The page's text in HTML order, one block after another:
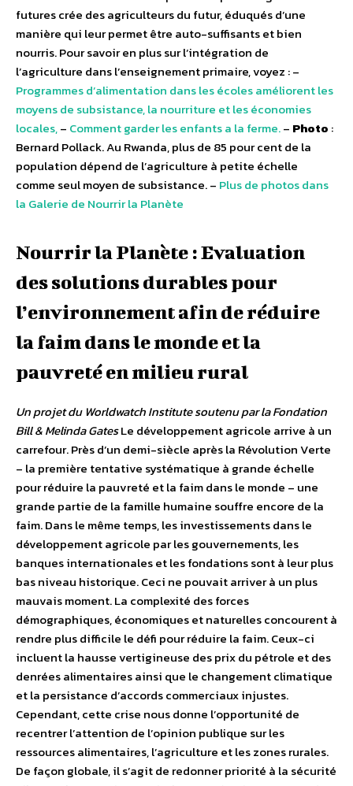
futures crée des agriculteurs du futur, éduqués d’une
manière qui leur permet être auto-suffisants et bien
nourris. Pour savoir en plus sur l’intégration de
l’agriculture dans l’enseignement primaire, voyez : –
Programmes d’alimentation dans les écoles améliorent les
moyens de subsistance, la nourriture et les économies
locales,– Comment garder les enfants a la ferme.– Photo :
Bernard Pollack. Au Rwanda, plus de 85 pour cent de la
population dépend de l’agriculture à petite échelle
comme seul moyen de subsistance. – Plus de photos dans
la Galerie de Nourrir la Planète
Nourrir la Planète : Evaluation
des solutions durables pour
l’environnement afin de réduire
la faim dans le monde et la
pauvreté en milieu rural
Un projet du Worldwatch Institute soutenu par la Fondation
Bill & Melinda GatesLe développement agricole arrive à un
carrefour. Près d’un demi-siècle après la Révolution Verte
– la première tentative systématique à grande échelle
pour réduire la pauvreté et la faim dans le monde – une
grande partie de la famille humaine souffre encore de la
faim. Dans le même temps, les investissements dans le
développement agricole par les gouvernements, les
banques internationales et les fondations sont à leur plus
bas niveau historique. Ceci ne pouvait arriver à un plus
mauvais moment. La complexité des forces
démographiques, économiques et naturelles concourent à
rendre plus difficile le défi pour réduire la faim. Ceux-ci
incluent la hausse vertigineuse des prix du pétrole et des
denrées alimentaires ainsi que le changement climatique
et la persistance d’accords commerciaux injustes.
Cependant, cette crise nous donne l’opportunité de
recentrer l’attention de l’opinion publique sur les
ressources alimentaires, l’agriculture et les zones rurales.
De façon globale, il s’agit de redonner priorité à la sécurité